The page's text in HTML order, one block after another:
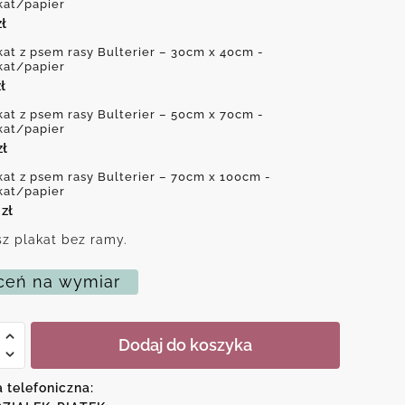
papier
z psem rasy Bulterier – 30cm x 40cm -
papier
z psem rasy Bulterier – 50cm x 70cm -
papier
z psem rasy Bulterier – 70cm x 100cm -
papier
zł
plakat bez ramy.
na wymiar
Dodaj do koszyka
telefoniczna: